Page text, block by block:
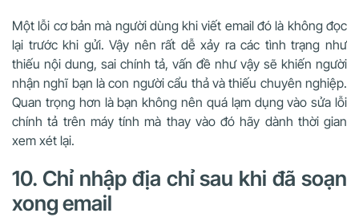
Một lỗi cơ bản mà người dùng khi viết email đó là không đọc
lại trước khi gửi. Vậy nên rất dễ xảy ra các tình trạng như
thiếu nội dung, sai chính tả, vấn đề như vậy sẽ khiến người
nhận nghĩ bạn là con người cẩu thả và thiếu chuyên nghiệp.
Quan trọng hơn là bạn không nên quá lạm dụng vào sửa lỗi
chính tả trên máy tính mà thay vào đó hãy dành thời gian
xem xét lại.
10. Chỉ nhập địa chỉ sau khi đã soạn
xong email